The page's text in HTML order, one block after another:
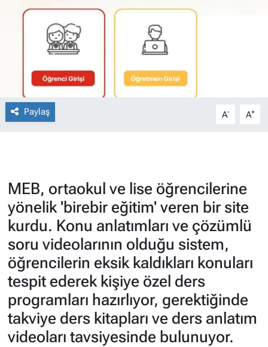
Paylaş A- A+
MEB, ortaokul ve lise öğrencilerine
yönelik 'birebir eğitim' veren bir site
kurdu. Konu anlatımları ve çözümlü
soru videolarının olduğu sistem,
öğrencilerin eksik kaldıkları konuları
tespit ederek kişiye özel ders
programları hazırlıyor, gerektiğinde
takviye ders kitapları ve ders anlatım
videoları tavsiyesinde bulunuyor.